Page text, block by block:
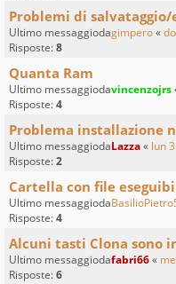
Problemi di
Ultimo messaggiodagimpero«
Risposte:8
Quanta Ram
Ultimo messaggiodavincenzojrs
Risposte:4
Problema installazione
Ultimo messaggiodaLazza« lun
Risposte:2
Cartella con file
Ultimo messaggioda
Risposte:4
Alcuni tasti Clona sono
Ultimo messaggiodafabri66«
Risposte:6